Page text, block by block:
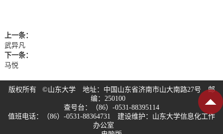
上一条：
武异凡
下一条：
马悦
版权所有 ©山东大学 地址：中国山东省济南市山大南路27号 邮
编：250100
查号台：（86）-0531-88395114
值班电话：（86）-0531-88364731 建设维护：山东大学信息化工作
办公室